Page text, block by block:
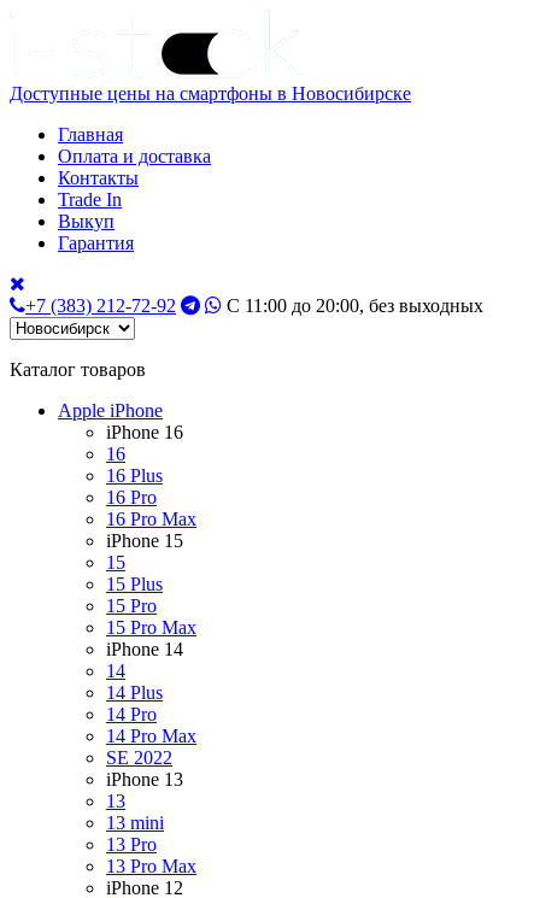
Доступные цены на смартфоны в Новосибирске
Главная
Оплата и доставка
Контакты
Trade In
Выкуп
Гарантия
+7 (383) 212-72-92 С 11:00 до 20:00, без выходных
Каталог товаров
Apple iPhone
iPhone 16
16
16 Plus
16 Pro
16 Pro Max
iPhone 15
15
15 Plus
15 Pro
15 Pro Max
iPhone 14
14
14 Plus
14 Pro
14 Pro Max
SE 2022
iPhone 13
13
13 mini
13 Pro
13 Pro Max
iPhone 12